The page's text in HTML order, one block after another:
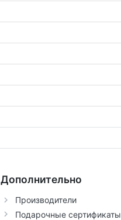
Дополнительно
Производители
Подарочные сертификаты